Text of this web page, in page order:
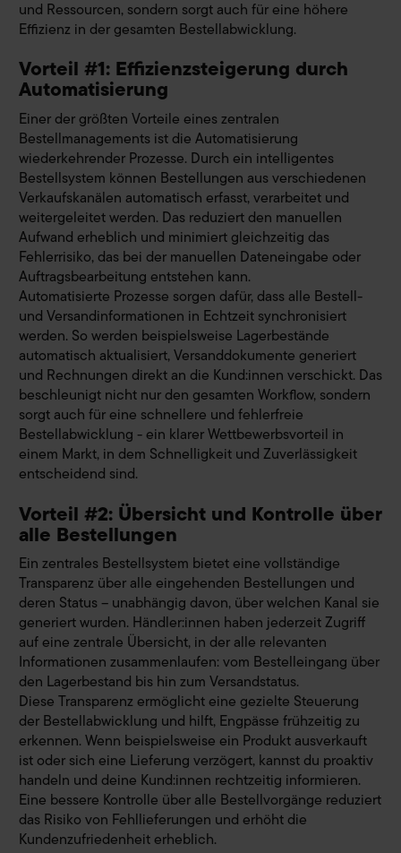
und Ressourcen, sondern sorgt auch für eine höhere
Effizienz in der gesamten Bestellabwicklung.
Vorteil #1: Effizienzsteigerung durch
Automatisierung
Einer der größten Vorteile eines zentralen
Bestellmanagements ist die Automatisierung
wiederkehrender Prozesse. Durch ein intelligentes
Bestellsystem können Bestellungen aus verschiedenen
Verkaufskanälen automatisch erfasst, verarbeitet und
weitergeleitet werden. Das reduziert den manuellen
Aufwand erheblich und minimiert gleichzeitig das
Fehlerrisiko, das bei der manuellen Dateneingabe oder
Auftragsbearbeitung entstehen kann.
Automatisierte Prozesse sorgen dafür, dass alle Bestell-
und Versandinformationen in Echtzeit synchronisiert
werden. So werden beispielsweise Lagerbestände
automatisch aktualisiert, Versanddokumente generiert
und Rechnungen direkt an die Kund:innen verschickt. Das
beschleunigt nicht nur den gesamten Workflow, sondern
sorgt auch für eine schnellere und fehlerfreie
Bestellabwicklung - ein klarer Wettbewerbsvorteil in
einem Markt, in dem Schnelligkeit und Zuverlässigkeit
entscheidend sind.
Vorteil #2: Übersicht und Kontrolle über
alle Bestellungen
Ein zentrales Bestellsystem bietet eine vollständige
Transparenz über alle eingehenden Bestellungen und
deren Status – unabhängig davon, über welchen Kanal sie
generiert wurden. Händler:innen haben jederzeit Zugriff
auf eine zentrale Übersicht, in der alle relevanten
Informationen zusammenlaufen: vom Bestelleingang über
den Lagerbestand bis hin zum Versandstatus.
Diese Transparenz ermöglicht eine gezielte Steuerung
der Bestellabwicklung und hilft, Engpässe frühzeitig zu
erkennen. Wenn beispielsweise ein Produkt ausverkauft
ist oder sich eine Lieferung verzögert, kannst du proaktiv
handeln und deine Kund:innen rechtzeitig informieren.
Eine bessere Kontrolle über alle Bestellvorgänge reduziert
das Risiko von Fehllieferungen und erhöht die
Kundenzufriedenheit erheblich.